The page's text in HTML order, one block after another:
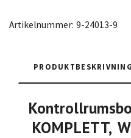
Artikelnummer: 9-24013-9
PRODUKTBESKRIVNING
KOMPLETT,